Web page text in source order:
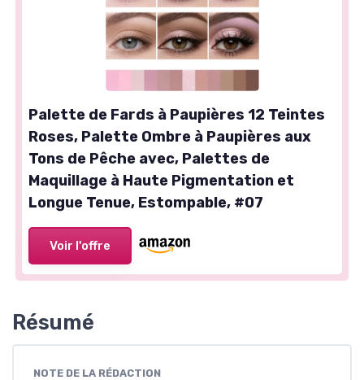
Palette de Fards à Paupières 12 Teintes
Roses, Palette Ombre à Paupières aux
Tons de Pêche avec, Palettes de
Maquillage à Haute Pigmentation et
Longue Tenue, Estompable, #07
Voir l'offre
Résumé
NOTE DE LA RÉDACTION